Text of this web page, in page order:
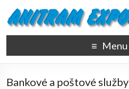
Menu
Bankové a poštové služby